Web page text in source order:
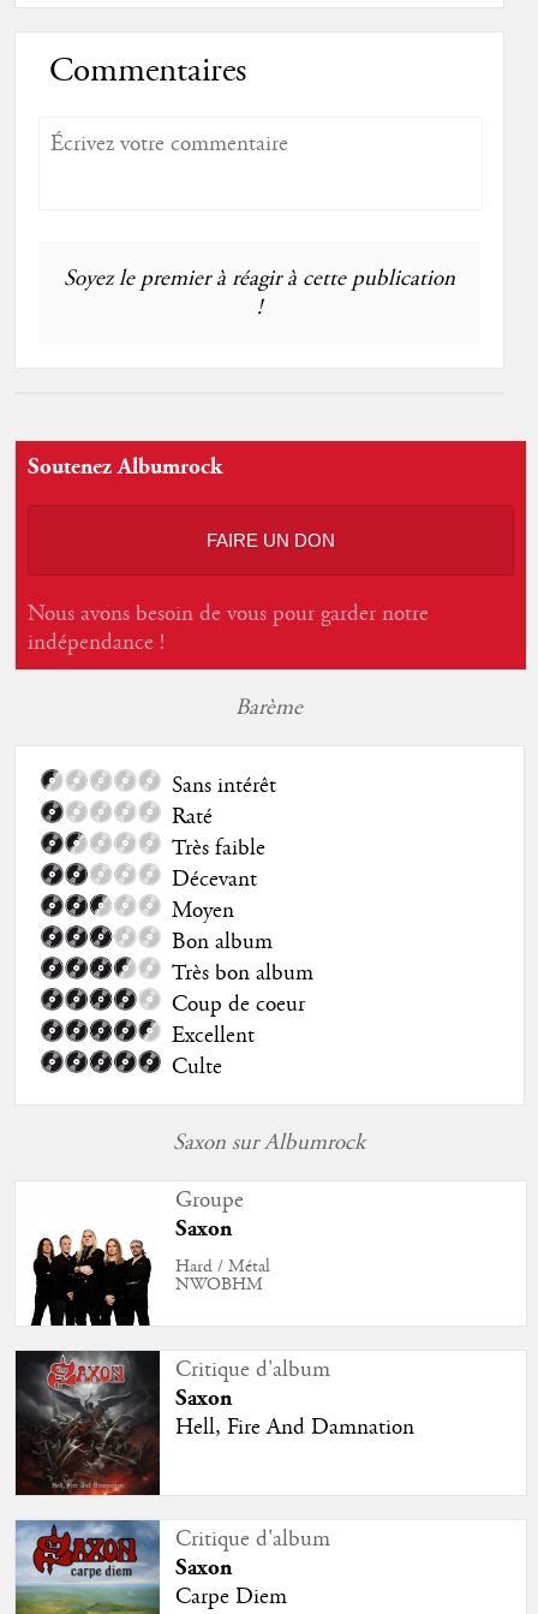
Commentaires
Soyez le premier à réagir à cette publication
!
Soutenez Albumrock
FAIRE UN DON
Nous avons besoin de vous pour garder notre
indépendance !
Barème
Sans intérêt
Raté
Très faible
Décevant
Moyen
Bon album
Très bon album
Coup de coeur
Excellent
Culte
Saxon sur Albumrock
Groupe
Saxon
Hard / Métal
NWOBHM
Critique d'album
Saxon
Hell, Fire And Damnation
Critique d'album
Saxon
Carpe Diem